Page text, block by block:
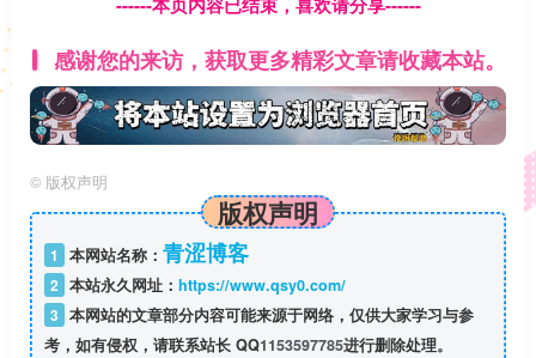
感谢您的来访，获取更多精彩文章请收藏本站。
© 版权声明
版权声明
1 本网站名称： 青涩博客
2 本站永久网址： https://www.qsy0.com/
3 本网站的文章部分内容可能来源于网络，仅供大家学习与参
考，如有侵权，请联系站长 QQ1153597785进行删除处理。